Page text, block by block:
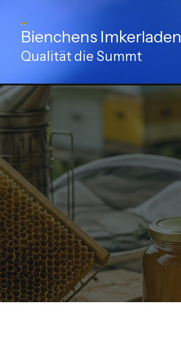
Inhalt
springenBienchens Imkerladen
Qualität die Summt